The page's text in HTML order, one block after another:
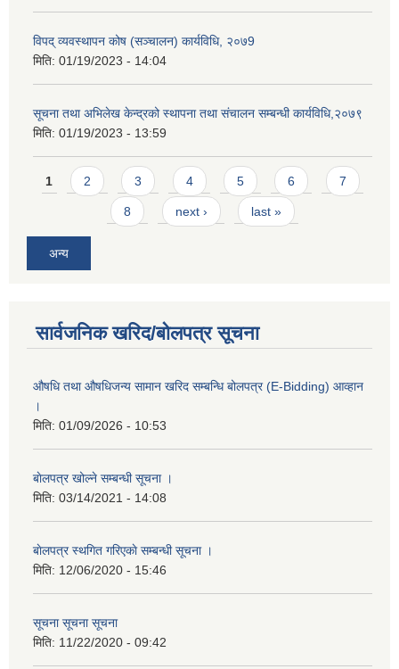
विपद् व्यवस्थापन कोष (सञ्चालन) कार्यविधि, २०७9
मिति: 01/19/2023 - 14:04
सूचना तथा अभिलेख केन्द्रको स्थापना तथा संचालन सम्बन्धी कार्यविधि,२०७९
मिति: 01/19/2023 - 13:59
Pages
1 2 3 4 5 6 7
8 next › last »
अन्य
सार्वजनिक खरिद/बोलपत्र सूचना
औषधि तथा औषधिजन्य सामान खरिद सम्बन्धि बोलपत्र (E-Bidding) आव्हान
।
मिति: 01/09/2026 - 10:53
बाेलपत्र खोल्ने सम्बन्धी सूचना ।
मिति: 03/14/2021 - 14:08
बाेलपत्र स्थगित गरिएकाे सम्बन्धी सूचना ।
मिति: 12/06/2020 - 15:46
सूचना सूचना सूचना
मिति: 11/22/2020 - 09:42